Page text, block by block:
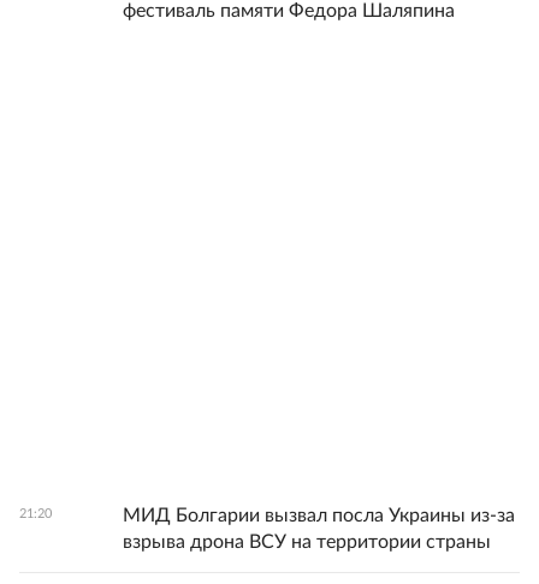
фестиваль памяти Федора Шаляпина
21:20
МИД Болгарии вызвал посла Украины из-за
взрыва дрона ВСУ на территории страны